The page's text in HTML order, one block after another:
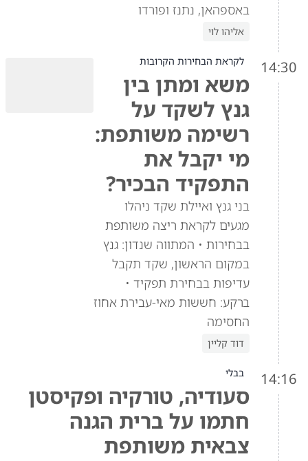
באספהאן, נתנז ופורדו
אליהו לוי
14:30 לקראת הבחירות הקרובות
משא ומתן בין
גנץ לשקד על
רשימה משותפת:
מי יקבל את
התפקיד הבכיר?
בני גנץ ואיילת שקד ניהלו
מגעים לקראת ריצה משותפת
בבחירות • המתווה שנדון: גנץ
במקום הראשון, שקד תקבל
עדיפות בבחירת תפקיד •
ברקע: חששות מאי-עבירת אחוז
החסימה
דוד קליין
14:16 בבלי
סעודיה, טורקיה ופקיסטן
חתמו על ברית הגנה
צבאית משותפת